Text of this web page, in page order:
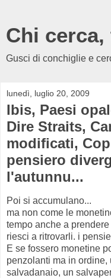
Chi cerca,
Gusci di conchiglie e
lunedì, luglio 20, 2009
Ibis, Paesi
Dire Straits,
modificati,
pensiero
l'autunnu...
Poi si accumulano...
ma non come le
tempo anche a
riesci a ritrovarli. i
E se fossero monetine
penzolanti ma in ordine,
salvadanaio, un